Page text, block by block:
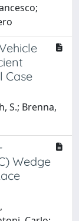
Case
S.; Brenna,
Wedge